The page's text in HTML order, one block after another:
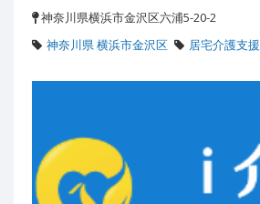
神奈川県横浜市金沢区六浦5-20-2
神奈川県 横浜市金沢区
居宅介護支援